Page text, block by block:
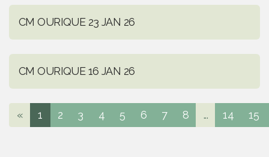
CM OURIQUE 23 JAN 26
CM OURIQUE 16 JAN 26
« 1 2 3 4 5 6 7 8 ... 14 15